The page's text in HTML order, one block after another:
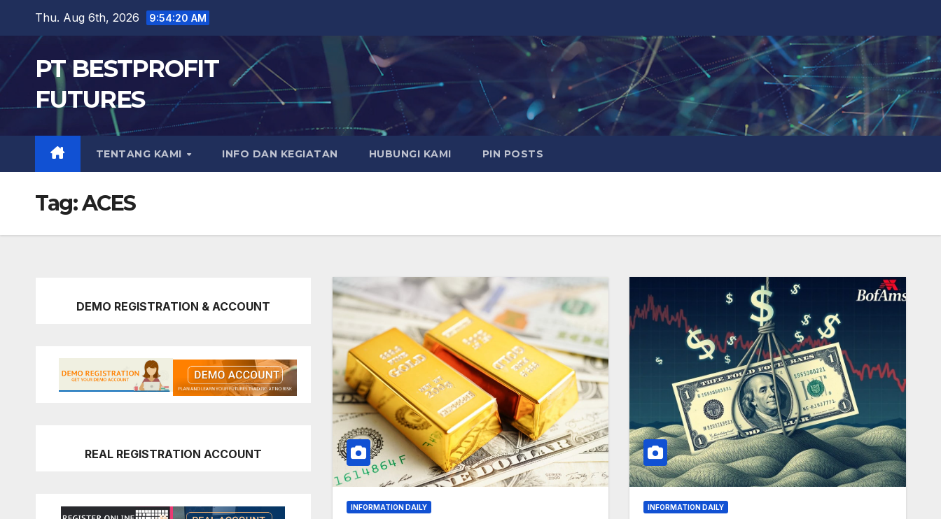
content
Thu. Aug 6th, 2026 9:54:21 AM
PT BESTPROFIT
FUTURES
TENTANG KAMI INFO DAN KEGIATAN HUBUNGI KAMI PIN POSTS
Tag:ACES
DEMO REGISTRATION & ACCOUNT
REAL REGISTRATION ACCOUNT
INFORMATION DAILY INFORMATION DAILY